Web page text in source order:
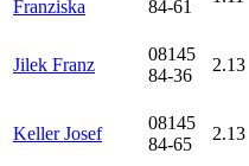
Franziska
84-61
Jilek Franz
08145
84-36
2.13
Keller Josef
08145
84-65
2.13